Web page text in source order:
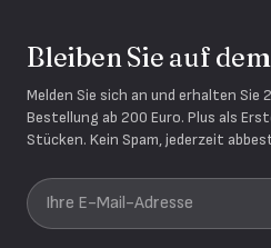
Bleiben Sie auf
Melden Sie sich an und erhalten Sie
Bestellung ab 200 Euro. Plus als
Stücken. Kein Spam, jederzeit
Ihre E-Mail-Adresse